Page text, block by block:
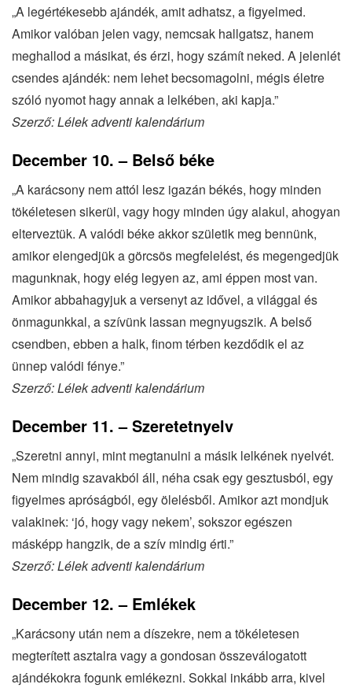
„A legértékesebb ajándék, amit adhatsz, a figyelmed.
Amikor valóban jelen vagy, nemcsak hallgatsz, hanem
meghallod a másikat, és érzi, hogy számít neked. A jelenlét
csendes ajándék: nem lehet becsomagolni, mégis életre
szóló nyomot hagy annak a lelkében, aki kapja.”
Szerző: Lélek adventi kalendárium
December 10. – Belső béke
„A karácsony nem attól lesz igazán békés, hogy minden
tökéletesen sikerül, vagy hogy minden úgy alakul, ahogyan
elterveztük. A valódi béke akkor születik meg bennünk,
amikor elengedjük a görcsös megfelelést, és megengedjük
magunknak, hogy elég legyen az, ami éppen most van.
Amikor abbahagyjuk a versenyt az idővel, a világgal és
önmagunkkal, a szívünk lassan megnyugszik. A belső
csendben, ebben a halk, finom térben kezdődik el az
ünnep valódi fénye.”
Szerző: Lélek adventi kalendárium
December 11. – Szeretetnyelv
„Szeretni annyi, mint megtanulni a másik lelkének nyelvét.
Nem mindig szavakból áll, néha csak egy gesztusból, egy
figyelmes apróságból, egy ölelésből. Amikor azt mondjuk
valakinek: ‘jó, hogy vagy nekem’, sokszor egészen
másképp hangzik, de a szív mindig érti.”
Szerző: Lélek adventi kalendárium
December 12. – Emlékek
„Karácsony után nem a díszekre, nem a tökéletesen
megterített asztalra vagy a gondosan összeválogatott
ajándékokra fogunk emlékezni. Sokkal inkább arra, kivel